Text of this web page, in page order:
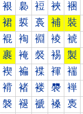
裉 裊 裋 裌 裍
裙 裚 裛 補 裝
裩 裪 裫 裬 裭
裹 裺 裻 裼 製
褉 褊 褋 褌 褍
褙 褚 褛 褜 褝
褩 褪 褫 褬 褭